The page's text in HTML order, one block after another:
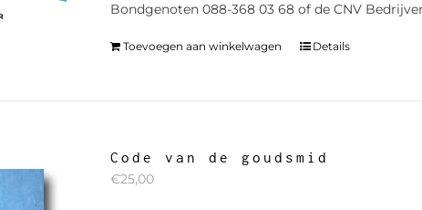
Bondgenoten 088-368 03 68 of de CNV
Toevoegen aan winkelwagen Details
Code van de goudsmid
€25,00